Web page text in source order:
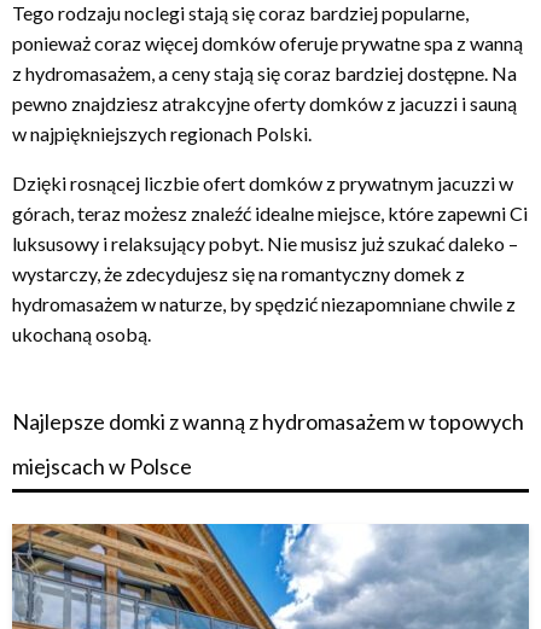
Tego rodzaju noclegi stają się coraz bardziej popularne,
ponieważ coraz więcej domków oferuje prywatne spa z wanną
z hydromasażem, a ceny stają się coraz bardziej dostępne. Na
pewno znajdziesz atrakcyjne oferty domków z jacuzzi i sauną
w najpiękniejszych regionach Polski.
Dzięki rosnącej liczbie ofert domków z prywatnym jacuzzi w
górach, teraz możesz znaleźć idealne miejsce, które zapewni Ci
luksusowy i relaksujący pobyt. Nie musisz już szukać daleko –
wystarczy, że zdecydujesz się na romantyczny domek z
hydromasażem w naturze, by spędzić niezapomniane chwile z
ukochaną osobą.
Najlepsze domki z wanną z hydromasażem w topowych
miejscach w Polsce